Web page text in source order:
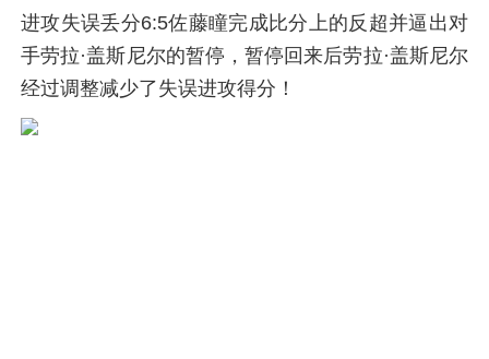
进攻失误丢分6:5佐藤瞳完成比分上的反超并逼出对
手劳拉·盖斯尼尔的暂停，暂停回来后劳拉·盖斯尼尔
经过调整减少了失误进攻得分！